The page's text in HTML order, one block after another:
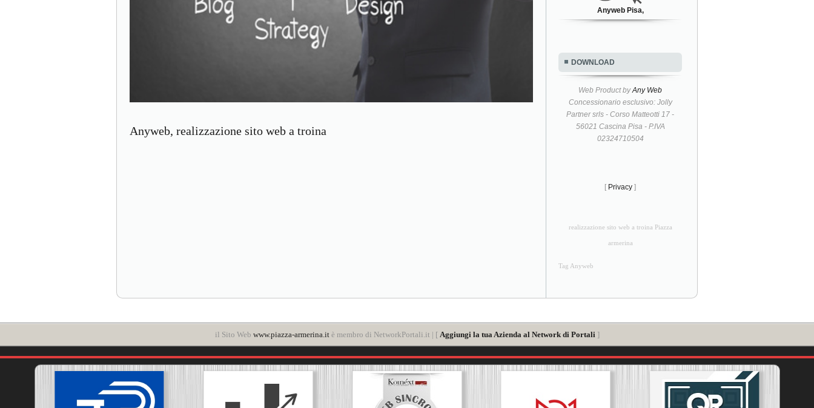
Anyweb, realizzazione sito web a troina
Anyweb Pisa,
DOWNLOAD
Web Product byAny Web
Concessionario esclusivo: Jolly
Partner srls - Corso Matteotti 17 -
56021 Cascina Pisa - P.IVA
02324710504
[ Privacy ]
realizzazione sito web a troina Piazza
armerina
Tag Anyweb
il Sito Web www.piazza-armerina.itè membro di NetworkPortali.it | [ Aggiungi la tua Azienda al Network di Portali ]